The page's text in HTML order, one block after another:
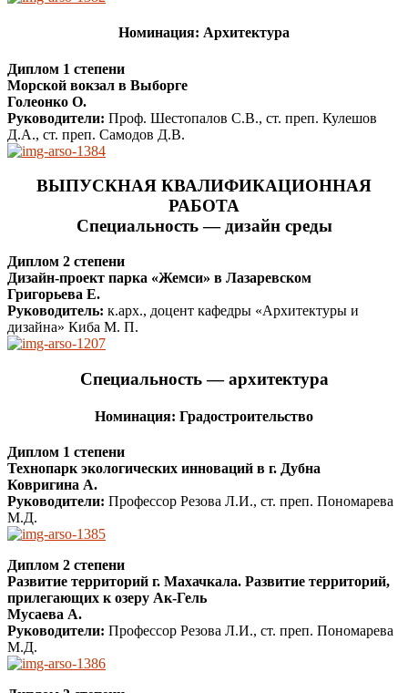
Номинация: Архитектура
Диплом 1 степени
Морской вокзал в Выборге
Голеонко О.
Руководители: Проф. Шестопалов С.В., ст. преп. Кулешов
Д.А., ст. преп. Самодов Д.В.
ВЫПУСКНАЯ КВАЛИФИКАЦИОННАЯ
РАБОТА
Специальность — дизайн среды
Диплом 2 степени
Дизайн-проект парка «Жемси» в Лазаревском
Григорьева Е.
Руководитель: к.арх., доцент кафедры «Архитектуры и
дизайна» Киба М. П.
Специальность — архитектура
Номинация: Градостроительство
Диплом 1 степени
Технопарк экологических инноваций в г. Дубна
Ковригина А.
Руководители: Профессор Резова Л.И., ст. преп. Пономарева
М.Д.
Диплом 2 степени
Развитие территорий г. Махачкала. Развитие территорий,
прилегающих к озеру Ак-Гель
Мусаева А.
Руководители: Профессор Резова Л.И., ст. преп. Пономарева
М.Д.